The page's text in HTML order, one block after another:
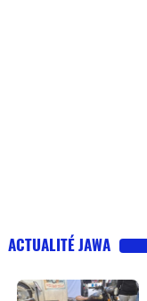
ACTUALITÉ JAWA